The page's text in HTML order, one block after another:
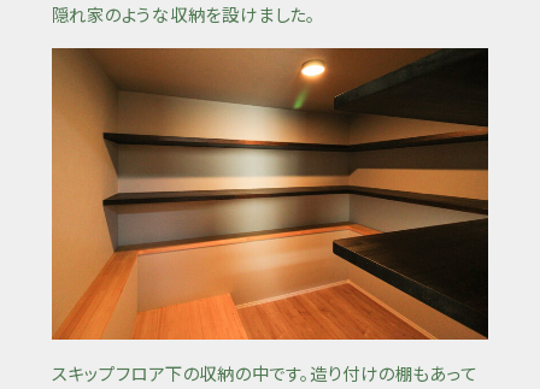
隠れ家のような収納を設けました。
スキップフロア下の収納の中です。造り付けの棚もあって